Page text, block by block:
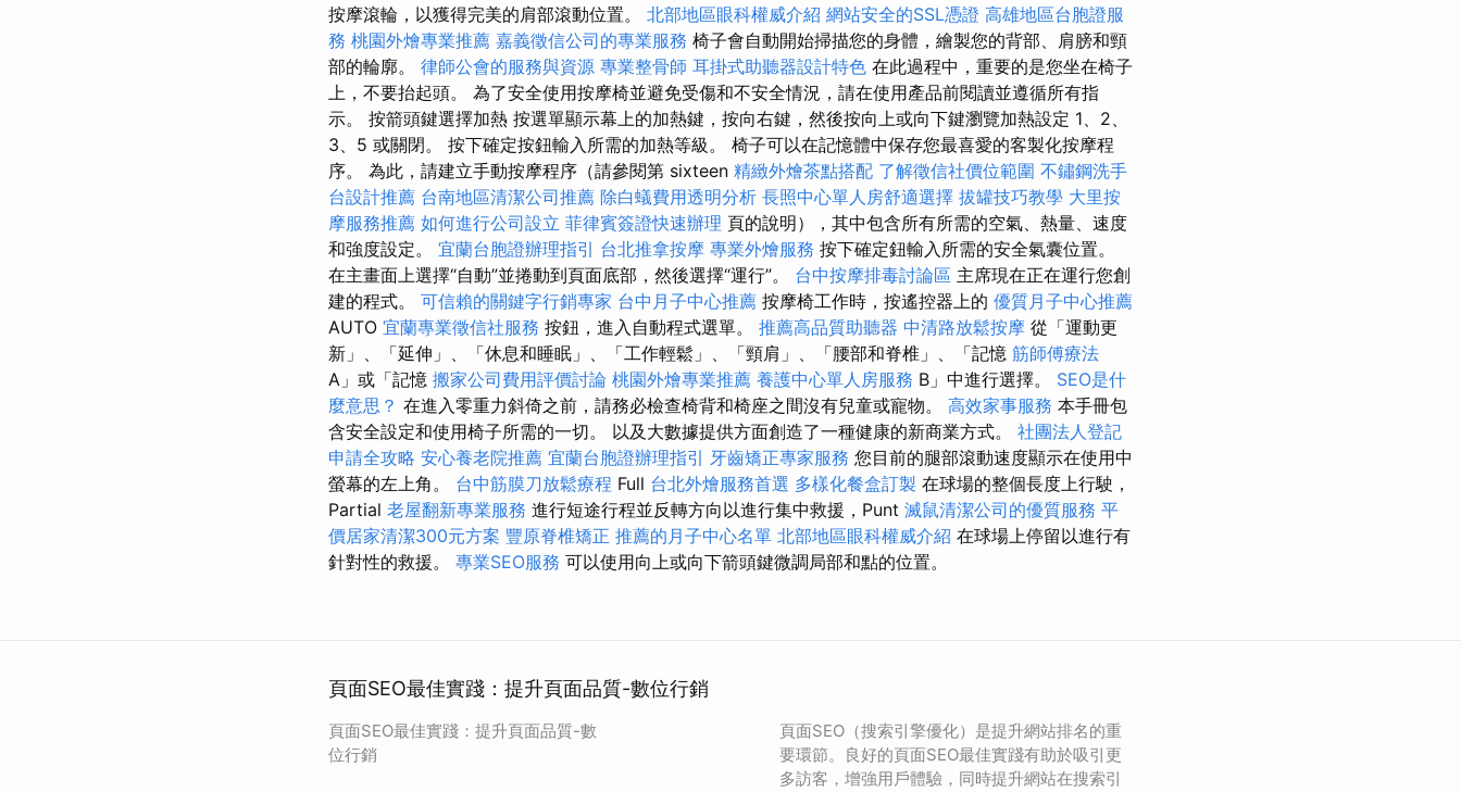
按摩滾輪，以獲得完美的肩部滾動位置。 北部地區眼科權威介紹 網站安全的SSL憑證 高雄地區台胞證服
務 桃園外燴專業推薦 嘉義徵信公司的專業服務 椅子會自動開始掃描您的身體，繪製您的背部、肩膀和頸
部的輪廓。 律師公會的服務與資源 專業整骨師 耳掛式助聽器設計特色 在此過程中，重要的是您坐在椅子
上，不要抬起頭。 為了安全使用按摩椅並避免受傷和不安全情況，請在使用產品前閱讀並遵循所有指
示。 按箭頭鍵選擇加熱 按選單顯示幕上的加熱鍵，按向右鍵，然後按向上或向下鍵瀏覽加熱設定 1、2、
3、5 或關閉。 按下確定按鈕輸入所需的加熱等級。 椅子可以在記憶體中保存您最喜愛的客製化按摩程
序。 為此，請建立手動按摩程序（請參閱第 sixteen 精緻外燴茶點搭配 了解徵信社價位範圍 不鏽鋼洗手
台設計推薦 台南地區清潔公司推薦 除白蟻費用透明分析 長照中心單人房舒適選擇 拔罐技巧教學 大里按
摩服務推薦 如何進行公司設立 菲律賓簽證快速辦理 頁的說明），其中包含所有所需的空氣、熱量、速度
和強度設定。 宜蘭台胞證辦理指引 台北推拿按摩 專業外燴服務 按下確定鈕輸入所需的安全氣囊位置。
在主畫面上選擇“自動”並捲動到頁面底部，然後選擇“運行”。 台中按摩排毒討論區 主席現在正在運行您創
建的程式。 可信賴的關鍵字行銷專家 台中月子中心推薦 按摩椅工作時，按遙控器上的 優質月子中心推薦
AUTO 宜蘭專業徵信社服務 按鈕，進入自動程式選單。 推薦高品質助聽器 中清路放鬆按摩 從「運動更
新」、「延伸」、「休息和睡眠」、「工作輕鬆」、「頸肩」、「腰部和脊椎」、「記憶 筋師傅療法
A」或「記憶 搬家公司費用評價討論 桃園外燴專業推薦 養護中心單人房服務 B」中進行選擇。 SEO是什
麼意思？ 在進入零重力斜倚之前，請務必檢查椅背和椅座之間沒有兒童或寵物。 高效家事服務 本手冊包
含安全設定和使用椅子所需的一切。 以及大數據提供方面創造了一種健康的新商業方式。 社團法人登記
申請全攻略 安心養老院推薦 宜蘭台胞證辦理指引 牙齒矯正專家服務 您目前的腿部滾動速度顯示在使用中
螢幕的左上角。 台中筋膜刀放鬆療程 Full 台北外燴服務首選 多樣化餐盒訂製 在球場的整個長度上行駛，
Partial 老屋翻新專業服務 進行短途行程並反轉方向以進行集中救援，Punt 滅鼠清潔公司的優質服務 平
價居家清潔300元方案 豐原脊椎矯正 推薦的月子中心名單 北部地區眼科權威介紹 在球場上停留以進行有
針對性的救援。 專業SEO服務 可以使用向上或向下箭頭鍵微調局部和點的位置。
頁面SEO最佳實踐：提升頁面品質-數位行銷
頁面SEO最佳實踐：提升頁面品質-數
位行銷
頁面SEO（搜索引擎優化）是提升網站排名的重
要環節。良好的頁面SEO最佳實踐有助於吸引更
多訪客，增強用戶體驗，同時提升網站在搜索引